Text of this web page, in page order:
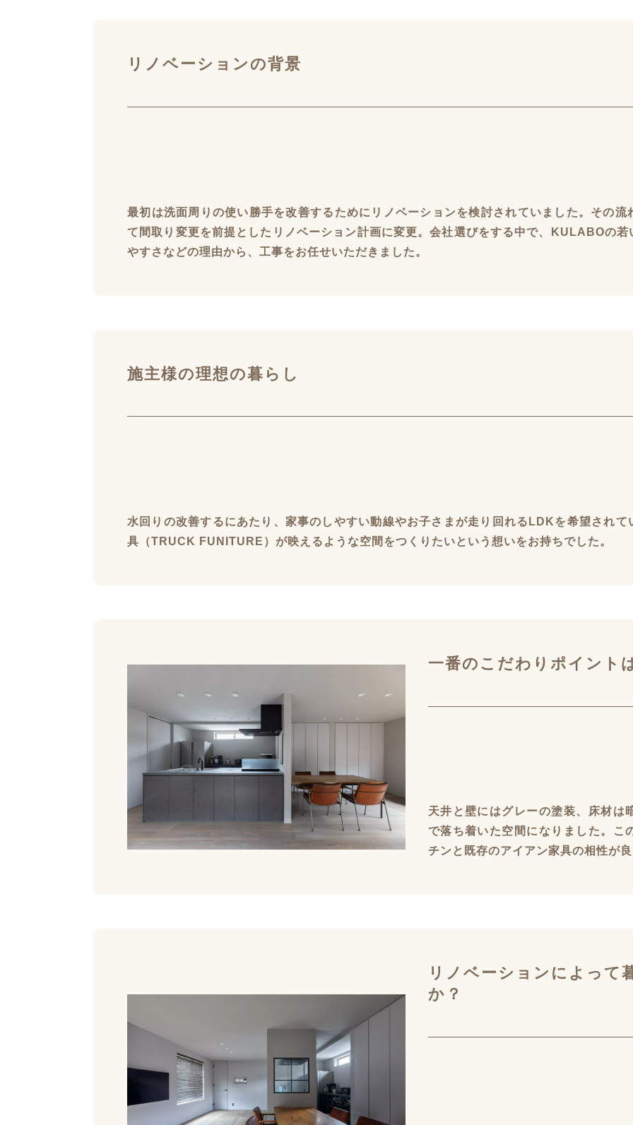
リノベーションの背景
最初は洗面周りの使い勝手を改善するためにリノベーションを検討されていました。その
て間取り変更を前提としたリノベーション計画に変更。会社選びをする中で、KULABOの若
やすさなどの理由から、工事をお任せいただきました。
施主様の理想の暮らし
水回りの改善するにあたり、家事のしやすい動線やお子さまが走り回れるLDKを希望され
具（TRUCK FUNITURE）が映えるような空間をつくりたいという想いをお持ちでした。
一番のこだわりポイント
天井と壁にはグレーの塗装、床材は
で落ち着いた空間になりました。こ
チンと既存のアイアン家具の相性が
リノベーションによって
か？